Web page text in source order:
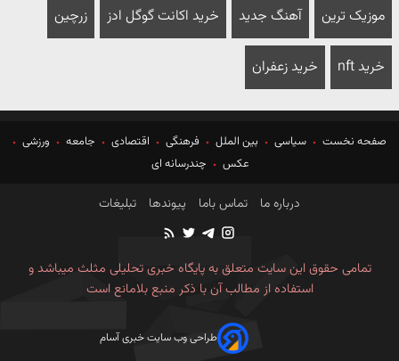
موزیک ترین آهنگ جدید خرید اکانت گوگل ادز زرچین
خرید nft خرید زعفران
صفحه نخست سیاسی بین الملل فرهنگی اقتصادی جامعه
ورزشی
عکس
چندرسانه ای
درباره ما تماس باما پیوندها تبلیغات
تمامی حقوق این سایت متعلق به پایگاه خبری تحلیلی مثلث میباشد و
استفاده از مطالب آن با ذکر منبع بلامانع است
طراحی وب سایت خبری آسام